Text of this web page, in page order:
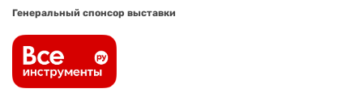
Генеральный спонсор выставки